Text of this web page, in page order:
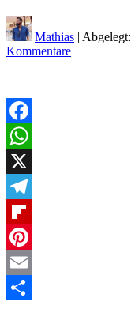
Mathias | Abgelegt:
Kommentare
Facebook
WhatsApp
X
Telegram
Flipboard
Pinterest
Email